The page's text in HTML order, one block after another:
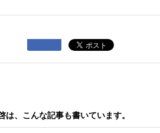
、こんな記事も書いています。